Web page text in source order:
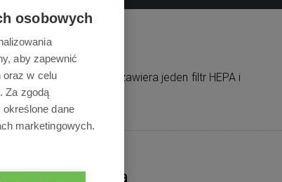
serii XV. Zestaw zawiera jeden filtr HEPA i
sierść.
opakowania
osobowych
aby zapewnić
oraz w celu
Za zgodą
dane
marketingowych.